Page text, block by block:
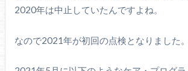
2020年は中止していたんですよね。
なので2021年が初回の点検となりました。